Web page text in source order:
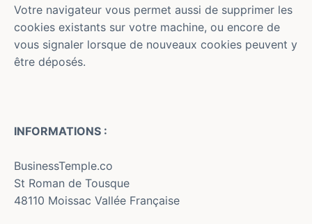
Votre navigateur vous permet aussi de supprimer les
cookies existants sur votre machine, ou encore de
vous signaler lorsque de nouveaux cookies peuvent y
être déposés.
INFORMATIONS :
BusinessTemple.co
St Roman de Tousque
48110 Moissac Vallée Française